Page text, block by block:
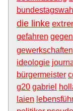
die linke
gefahren
gewerkschaften
ideologie
bürgermeister
g20 gabriel
laien